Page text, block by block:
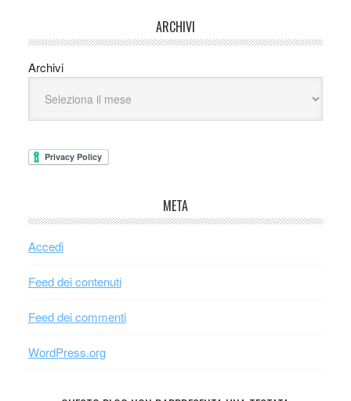
ARCHIVI
Archivi
META
Accedi
Feed dei contenuti
Feed dei commenti
WordPress.org